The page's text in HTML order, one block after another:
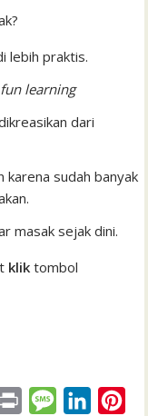
lebih praktis.
fun learning
dari
sudah banyak
masak sejak dini.
klik tombol
M